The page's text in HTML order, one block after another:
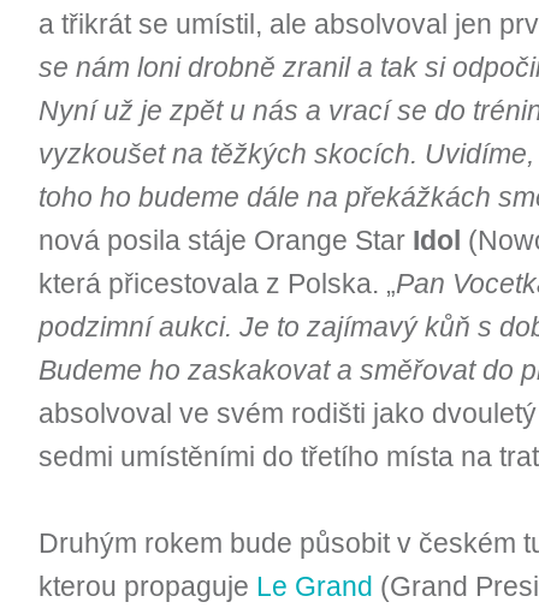
a třikrát se umístil, ale absolvoval jen
se nám loni drobně zranil a tak si
Nyní už je zpět u nás a vrací se do
vyzkoušet na těžkých skocích.
toho ho budeme dále na překážkách
nová posila stáje Orange Star Idol
která přicestovala z Polska. „Pan
podzimní aukci. Je to zajímavý kůň s
Budeme ho zaskakovat a směřovat do
absolvoval ve svém rodišti jako
sedmi umístěními do třetího místa na
Druhým rokem bude působit v českém
kterou propaguje Le Grand (Grand